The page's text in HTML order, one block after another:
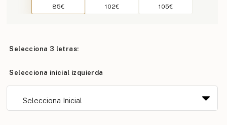
85€
102€
105€
Selecciona 3 letras:
Selecciona inicial izquierda